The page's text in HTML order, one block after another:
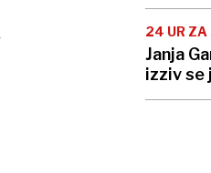
24 UR ZA
Janja
izziv se